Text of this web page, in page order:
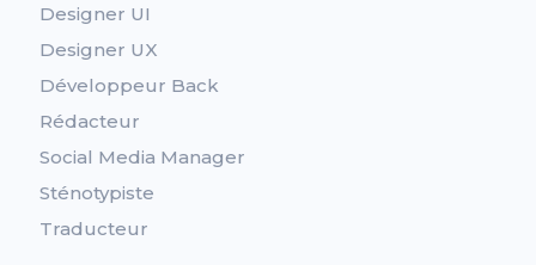
Designer UI
Designer UX
Développeur Back
Rédacteur
Social Media Manager
Sténotypiste
Traducteur